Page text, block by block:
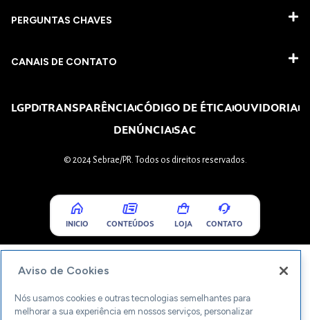
PERGUNTAS CHAVES​
CANAIS DE CONTATO
LGPDTRANSPARÊNCIACÓDIGO DE ÉTICAOUVIDORIA
DENÚNCIASAC
© 2024 Sebrae/PR. Todos os direitos reservados.
INICIO CONTEÚDOS LOJA CONTATO
Aviso de Cookies
Nós usamos cookies e outras tecnologias semelhantes para
melhorar a sua experiência em nossos serviços, personalizar